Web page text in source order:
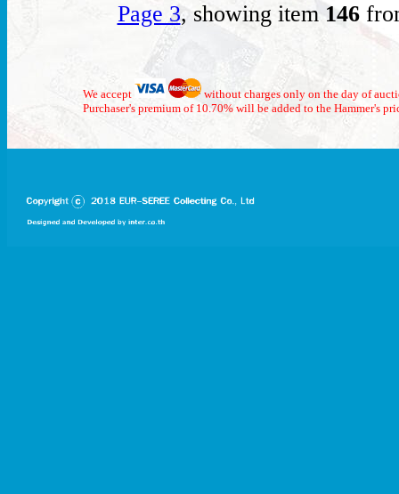
Page 3, showing item 146
We accept
without charges only on the day of
Purchaser's premium of 10.70% will be added to the Hammer's